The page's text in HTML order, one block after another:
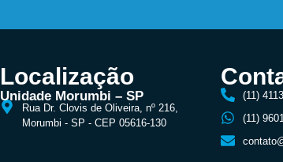
Localização
Unidade Morumbi – SP
Rua Dr. Clovis de Oliveira, nº 216,
Morumbi - SP - CEP 05616-130
(11)
(11)